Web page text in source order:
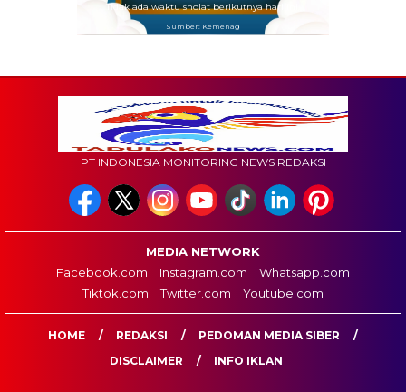
Tidak ada waktu sholat berikutnya hari ini.
Sumber: Kemenag
PT INDONESIA MONITORING NEWS REDAKSI
MEDIA NETWORK
Facebook.com
Instagram.com
Whatsapp.com
Tiktok.com
Twitter.com Youtube.com
HOME REDAKSI
PEDOMAN MEDIA SIBER
DISCLAIMER
INFO IKLAN